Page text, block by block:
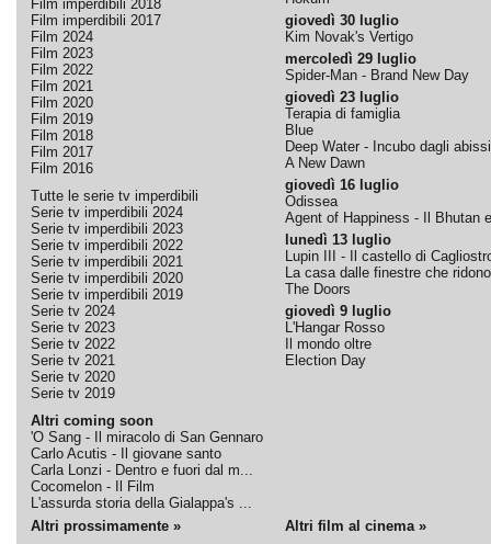
Film imperdibili 2018
Film imperdibili 2017
Film 2024
Film 2023
Film 2022
Film 2021
Film 2020
Film 2019
Film 2018
Film 2017
Film 2016
Tutte le serie tv imperdibili
Serie tv imperdibili 2024
Serie tv imperdibili 2023
Serie tv imperdibili 2022
Serie tv imperdibili 2021
Serie tv imperdibili 2020
Serie tv imperdibili 2019
Serie tv 2024
Serie tv 2023
Serie tv 2022
Serie tv 2021
Serie tv 2020
Serie tv 2019
Altri coming soon
'O Sang - Il miracolo di San Gennaro
Carlo Acutis - Il giovane santo
Carla Lonzi - Dentro e fuori dal m...
Cocomelon - Il Film
L'assurda storia della Gialappa's ...
giovedì 30 luglio
Kim Novak's Vertigo
mercoledì 29 luglio
Spider-Man - Brand New Day
giovedì 23 luglio
Terapia di famiglia
Blue
Deep Water - Incubo dagli abissi
A New Dawn
giovedì 16 luglio
Odissea
Agent of Happiness - Il Bhutan
lunedì 13 luglio
Lupin III - Il castello di
La casa dalle finestre che ridono
The Doors
giovedì 9 luglio
L'Hangar Rosso
Il mondo oltre
Election Day
Altri prossimamente » Altri film al cinema »